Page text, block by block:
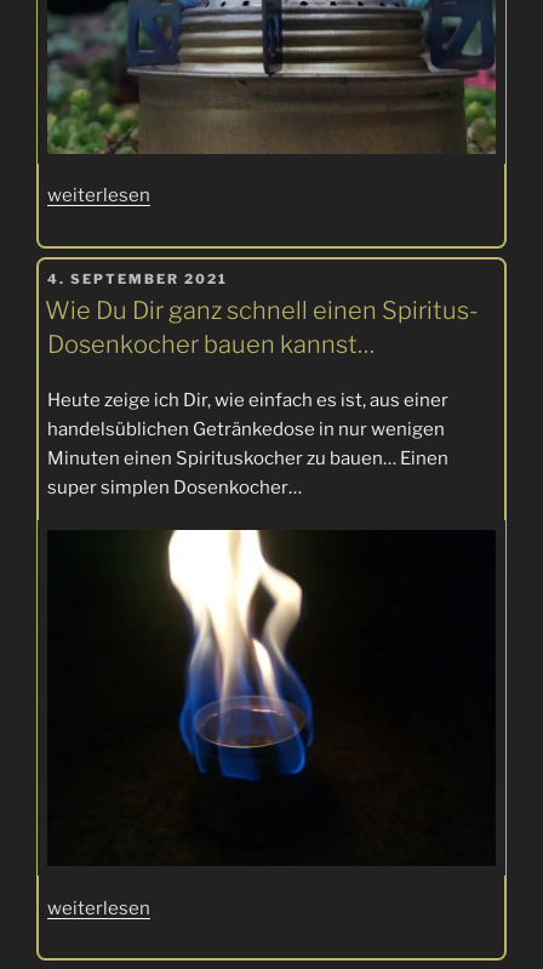
„Welcher
ist
ideal
für
mich?“
weiterlesen
VERÖFFENTLICHT
AM
4. SEPTEMBER 2021
Wie Du Dir ganz schnell einen Spiritus-
Dosenkocher bauen kannst…
Heute zeige ich Dir, wie einfach es ist, aus einer
handelsüblichen Getränkedose in nur wenigen
Minuten einen Spirituskocher zu bauen… Einen
super simplen Dosenkocher…
„Wie
weiterlesen